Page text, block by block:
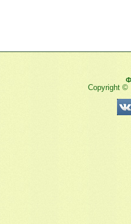
Copyright ©